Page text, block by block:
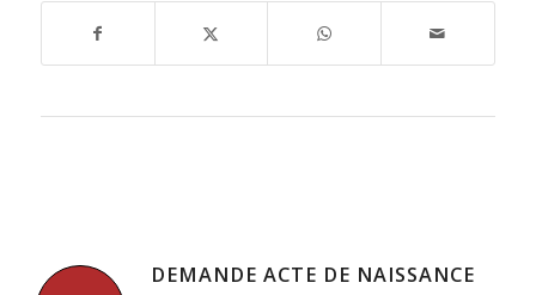
DEMANDE ACTE DE NAISSANCE